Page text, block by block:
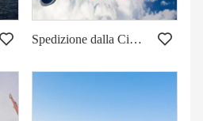
Spedizione dalla Cina al Portogallo via aerea marittima